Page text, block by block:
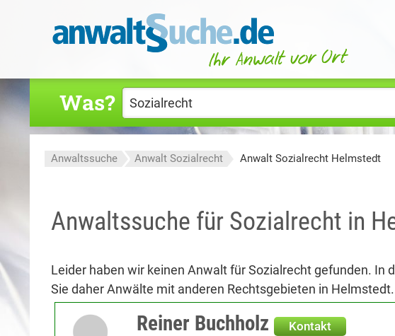
Was?
Anwaltssuche Anwalt Sozialrecht Anwalt Sozialrecht Helmstedt
Anwaltssuche für Sozialrecht in
Leider haben wir keinen Anwalt für Sozialrecht gefunden. In
Sie daher Anwälte mit anderen Rechtsgebieten in Helmstedt.
Reiner Buchholz Kontakt